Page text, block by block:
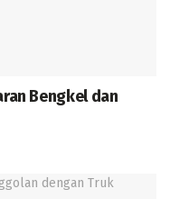
Bengkel dan